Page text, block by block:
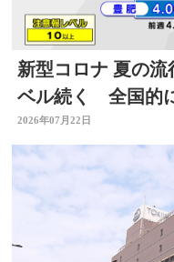
新型コロナ 夏の
ベル続く 全国的
分
2026年07月22日